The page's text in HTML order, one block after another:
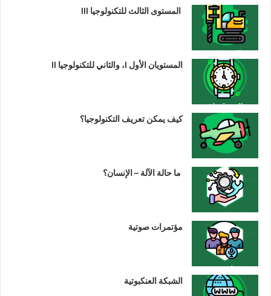
المستوى الثالث للتكنولوجيا III
المستويان الأول I، والثاني للتكنولوجيا II
كيف يمكن تعريف التكنولوجيا؟
ما حالة الآلة – الإنسان؟
مؤتمرات صوتية
الشبكة العنكبوتية